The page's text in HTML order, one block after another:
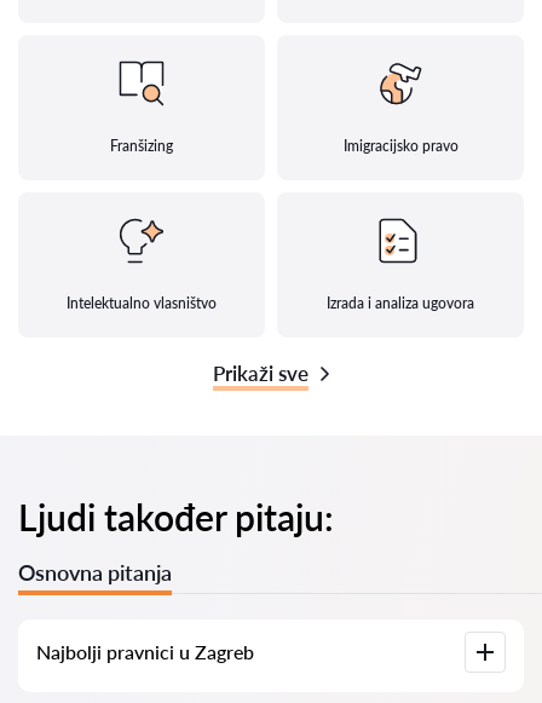
Franšizing Imigracijsko pravo
Intelektualno vlasništvo Izrada i analiza ugovora
Prikaži sve
Ljudi također pitaju:
Osnovna pitanja
Najbolji pravnici u Zagreb